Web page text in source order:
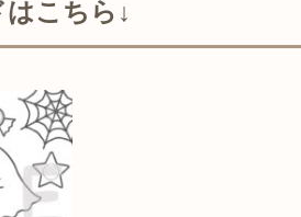
こちら↓